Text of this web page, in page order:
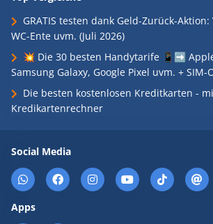
GRATIS testen dank Geld-Zurück-Aktion:
WC-Ente uvm. (Juli 2026)
💥 Die 30 besten Handytarife 📱➡️
Samsung Galaxy, Google Pixel uvm. + SIM-
Die besten kostenlosen Kreditkarten -
Kredikartenrechner
Social Media
Apps